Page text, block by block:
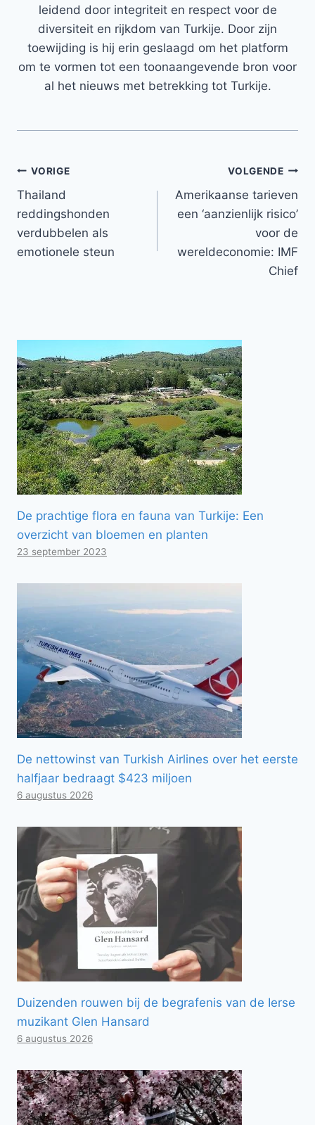
leidend door integriteit en respect voor de
diversiteit en rijkdom van Turkije. Door zijn
toewijding is hij erin geslaagd om het platform
om te vormen tot een toonaangevende bron voor
al het nieuws met betrekking tot Turkije.
Bericht
navigatie
VORIGE
Thailand
reddingshonden
verdubbelen als
emotionele steun
VOLGENDE
Amerikaanse tarieven
een ‘aanzienlijk risico’
voor de
wereldeconomie: IMF
Chief
De prachtige flora en fauna van Turkije: Een
overzicht van bloemen en planten
23 september 2023
De nettowinst van Turkish Airlines over het eerste
halfjaar bedraagt ​​$423 miljoen
6 augustus 2026
Duizenden rouwen bij de begrafenis van de Ierse
muzikant Glen Hansard
6 augustus 2026